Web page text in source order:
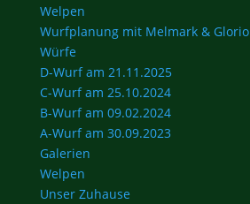
Welpen
Wurfplanung mit Melmark & Glorio
Würfe
D-Wurf am 21.11.2025
C-Wurf am 25.10.2024
B-Wurf am 09.02.2024
A-Wurf am 30.09.2023
Galerien
Welpen
Unser Zuhause